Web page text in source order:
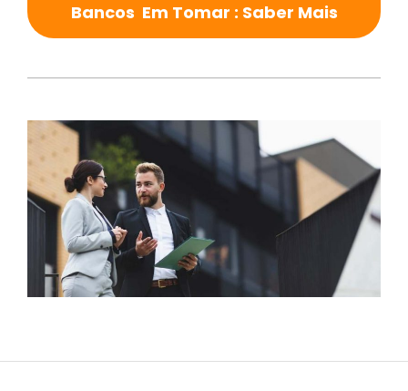
Bancos Em Tomar : Saber Mais